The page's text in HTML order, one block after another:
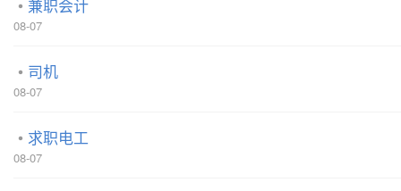
兼职会计
08-07
司机
08-07
求职电工
08-07